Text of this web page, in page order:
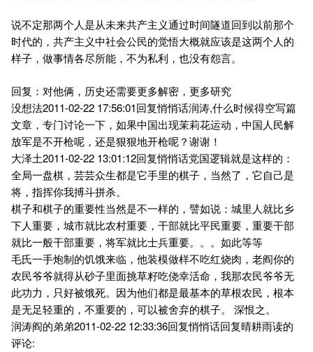
说不定那两个人是从未来共产主义通过时间隧道回到以前那个
时代的，共产主义中社会公民的觉悟大概就应该是这两个人的
样子，做事情各尽所能，不为私利，也没有怨言。
回复：对他俩，历史还需要更多解密，更多研究
没想法2011-02-22 17:56:01回复悄悄话润涛,什么时候得空写篇
文章，专门讨论一下，如果中国出现茉莉花运动，中国人民解
放军是不开枪呢，还是狠狠地开枪呢？谢谢！
大泽土2011-02-22 13:01:12回复悄悄话党国逻辑就是这样的：
全局一盘棋，芸芸众生都是它手里的棋子，当然了，它自己是
将，指挥你我搏斗拼杀。
棋子和棋子的重要性当然是不一样的，譬如说：城里人就比乡
下人重要，城市就比农村重要，干部就比平民重要，重要干部
就比一般干部重要，将军就比士兵重要。。。如此等等
毛氏一手炮制的饥饿来临，他装模做样不吃红烧肉，老阎你的
农民爷爷就得从砂子里面挑草籽吃侥幸活命，我那农民爷爷无
此功力，只好被饿死。因为他们都是最基本的草根农民，根本
是无足轻重的，不重要的，可以被舍弃的棋子。 深恨之。
润涛阎的弟弟2011-02-22 12:33:36回复悄悄话回复晴耕雨读的
评论: